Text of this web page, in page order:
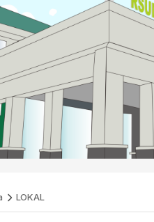
LOKAL